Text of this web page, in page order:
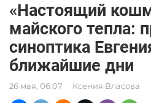
«Настоящий
майского тепла:
синоптика
ближайшие дни
26 мая, 06:07 Ксения Власова